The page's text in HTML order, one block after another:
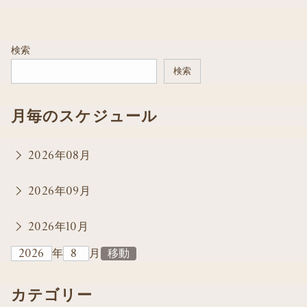
検索
検索
月毎のスケジュール
2026年08月
2026年09月
2026年10月
年
月
カテゴリー